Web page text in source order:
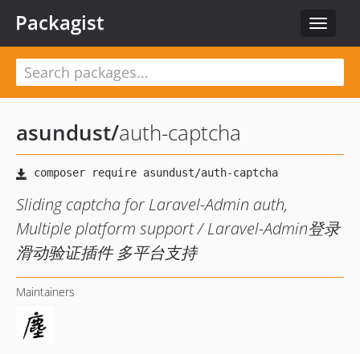
Toggle
Packagist
asundust/auth-captcha
Sliding captcha for Laravel-Admin auth,
Multiple platform support / Laravel-Admin登录
滑动验证插件 多平台支持
Maintainers